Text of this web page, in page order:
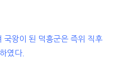
왕이 된 덕흥군은 즉위 직후
였다.